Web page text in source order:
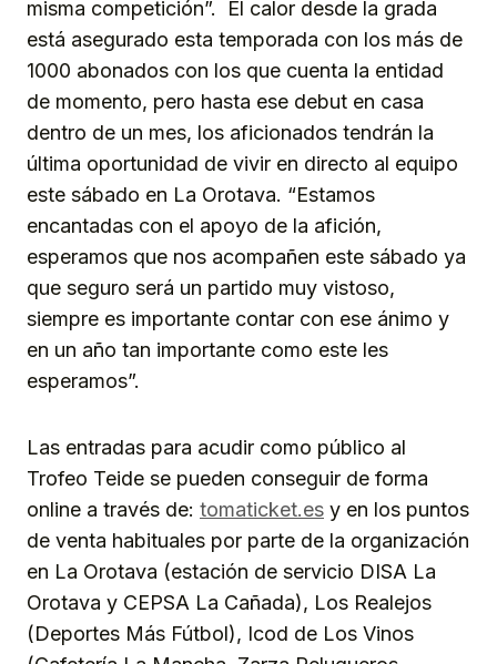
misma competición”. El calor desde la grada
está asegurado esta temporada con los más de
1000 abonados con los que cuenta la entidad
de momento, pero hasta ese debut en casa
dentro de un mes, los aficionados tendrán la
última oportunidad de vivir en directo al equipo
este sábado en La Orotava. “Estamos
encantadas con el apoyo de la afición,
esperamos que nos acompañen este sábado ya
que seguro será un partido muy vistoso,
siempre es importante contar con ese ánimo y
en un año tan importante como este les
esperamos”.
Las entradas para acudir como público al
Trofeo Teide se pueden conseguir de forma
online a través de: tomaticket.es y en los puntos
de venta habituales por parte de la organización
en La Orotava (estación de servicio DISA La
Orotava y CEPSA La Cañada), Los Realejos
(Deportes Más Fútbol), Icod de Los Vinos